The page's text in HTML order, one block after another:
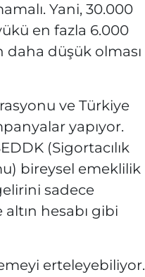
Yani, 30.000
en fazla 6.000
daha düşük olması
ve Türkiye
yapıyor.
(Sigortacılık
bireysel emeklilik
sadece
hesabı gibi
erteleyebiliyor.